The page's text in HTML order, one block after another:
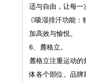
适与自由，让每一
️⃣吸湿排汗功能：
加高效与愉悦。
6、麓格立。
麓格立注重运动
体各个部位。品牌